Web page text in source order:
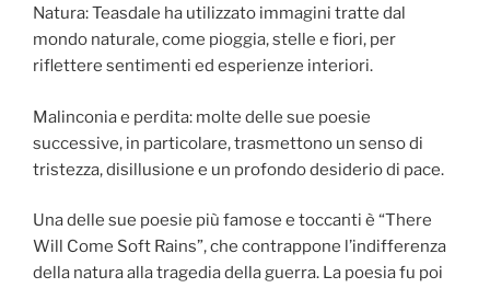
Natura: Teasdale ha utilizzato immagini tratte dal
mondo naturale, come pioggia, stelle e fiori, per
riflettere sentimenti ed esperienze interiori.
Malinconia e perdita: molte delle sue poesie
successive, in particolare, trasmettono un senso di
tristezza, disillusione e un profondo desiderio di pace.
Una delle sue poesie più famose e toccanti è “There
Will Come Soft Rains”, che contrappone l’indifferenza
della natura alla tragedia della guerra. La poesia fu poi